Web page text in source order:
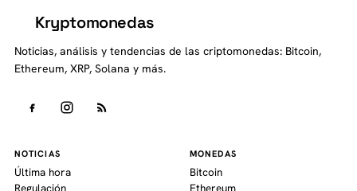
Kryptomonedas
Noticias, análisis y tendencias de las criptomonedas: Bitcoin,
Ethereum, XRP, Solana y más.
NOTICIAS
Última hora
Regulación
MONEDAS
Bitcoin
Ethereum